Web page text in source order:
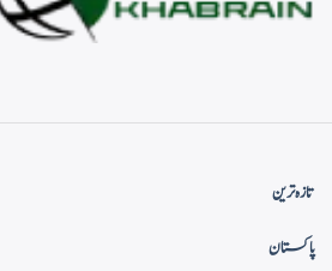
تازہ ترین
پاکستان